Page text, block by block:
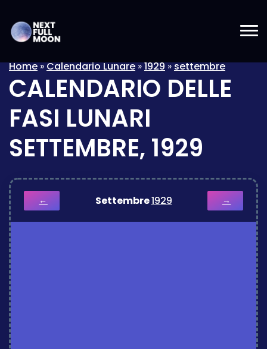
Home»Calendario Lunare»1929»settembre
CALENDARIO DELLE
FASI LUNARI
SETTEMBRE, 1929
← Settembre1929 →